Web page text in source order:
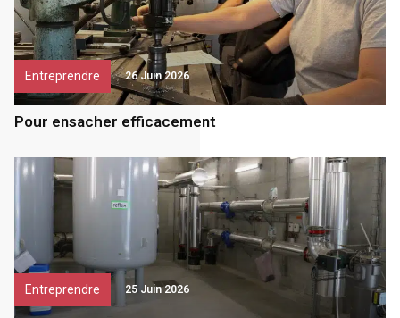
Entreprendre 26 Juin 2026
Pour ensacher efficacement
Entreprendre 25 Juin 2026